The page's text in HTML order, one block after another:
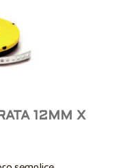
12MM X